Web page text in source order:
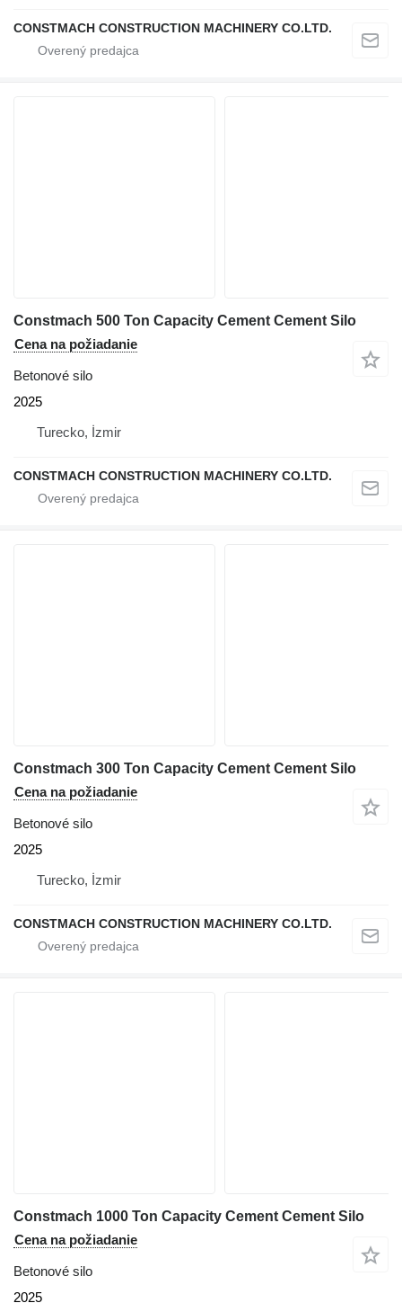
CONSTMACH CONSTRUCTION MACHINERY CO.LTD.
Constmach 500 Ton Capacity Cement Cement Silo
Cena na požiadanie
Betonové silo
2025
Turecko, İzmir
CONSTMACH CONSTRUCTION MACHINERY CO.LTD.
Constmach 300 Ton Capacity Cement Cement Silo
Cena na požiadanie
Betonové silo
2025
Turecko, İzmir
CONSTMACH CONSTRUCTION MACHINERY CO.LTD.
Constmach 1000 Ton Capacity Cement Cement Silo
Cena na požiadanie
Betonové silo
2025